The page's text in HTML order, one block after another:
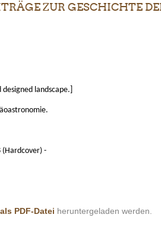
ZUR GESCHICHTE
landscape.]
(Hardcover) -
PDF-Datei heruntergeladen werden.